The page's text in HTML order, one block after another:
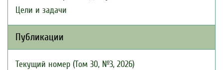
Цели и задачи
Публикации
Текущий номер (Том 30, №3, 2026)